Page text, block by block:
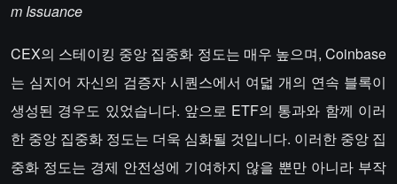
m Issuance
CEX의 스테이킹 중앙 집중화 정도는 매우 높으며, Coinbase
는 심지어 자신의 검증자 시퀀스에서 여덟 개의 연속 블록이
생성된 경우도 있었습니다. 앞으로 ETF의 통과와 함께 이러
한 중앙 집중화 정도는 더욱 심화될 것입니다. 이러한 중앙 집
중화 정도는 경제 안전성에 기여하지 않을 뿐만 아니라 부작